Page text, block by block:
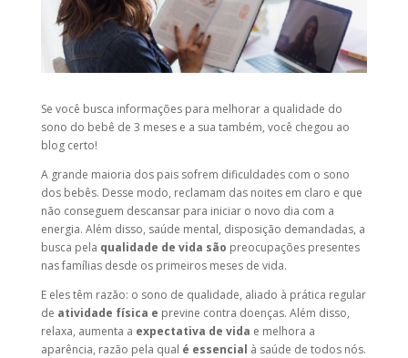
Se você busca informações para melhorar a qualidade do
sono do bebê de 3 meses e a sua também, você chegou ao
blog certo!
A grande maioria dos pais sofrem dificuldades com o sono
dos bebês. Desse modo, reclamam das noites em claro e que
não conseguem descansar para iniciar o novo dia com a
energia. Além disso, saúde mental, disposição demandadas, a
busca pela qualidade de vida são preocupações presentes
nas famílias desde os primeiros meses de vida.
E eles têm razão: o sono de qualidade, aliado à prática regular
de atividade física e previne contra doenças. Além disso,
relaxa, aumenta a expectativa de vida e melhora a
aparência, razão pela qual é essencial à saúde de todos nós.